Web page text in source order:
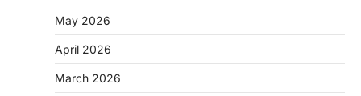
May 2026
April 2026
March 2026